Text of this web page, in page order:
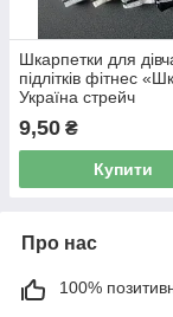
Шкарпетки для
підлітків фітнес
Україна стрейч
9,50 ₴
Купити
Про нас
100%